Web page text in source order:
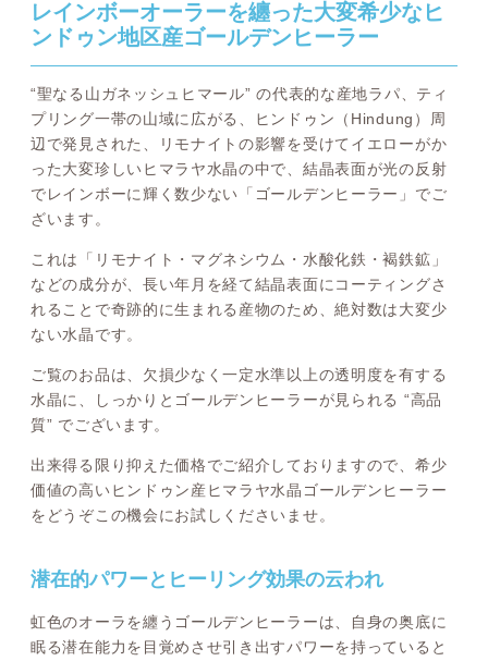
レインボーオーラーを纏った大変希少なヒ
ンドゥン地区産ゴールデンヒーラー
“聖なる山ガネッシュヒマール” の代表的な産地ラパ、ティ
プリング一帯の山域に広がる、ヒンドゥン（Hindung）周
辺で発見された、リモナイトの影響を受けてイエローがか
った大変珍しいヒマラヤ水晶の中で、結晶表面が光の反射
でレインボーに輝く数少ない「ゴールデンヒーラー」でご
ざいます。
これは「リモナイト・マグネシウム・水酸化鉄・褐鉄鉱」
などの成分が、長い年月を経て結晶表面にコーティングさ
れることで奇跡的に生まれる産物のため、絶対数は大変少
ない水晶です。
ご覧のお品は、欠損少なく一定水準以上の透明度を有する
水晶に、しっかりとゴールデンヒーラーが見られる “高品
質” でございます。
出来得る限り抑えた価格でご紹介しておりますので、希少
価値の高いヒンドゥン産ヒマラヤ水晶ゴールデンヒーラー
をどうぞこの機会にお試しくださいませ。
潜在的パワーとヒーリング効果の云われ
虹色のオーラを纏うゴールデンヒーラーは、自身の奥底に
眠る潜在能力を目覚めさせ引き出すパワーを持っていると